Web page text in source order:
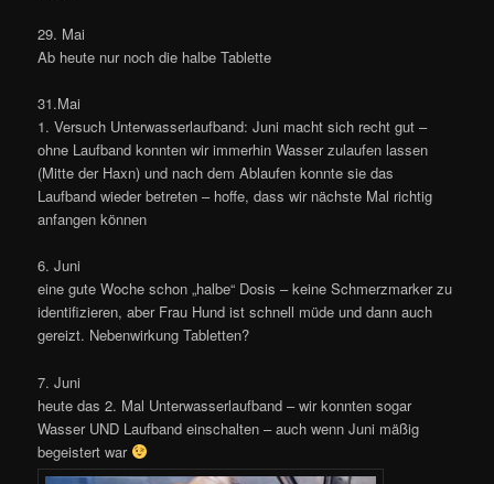
29. Mai
Ab heute nur noch die halbe Tablette
31.Mai
1. Versuch Unterwasserlaufband: Juni macht sich recht gut –
ohne Laufband konnten wir immerhin Wasser zulaufen lassen
(Mitte der Haxn) und nach dem Ablaufen konnte sie das
Laufband wieder betreten – hoffe, dass wir nächste Mal richtig
anfangen können
6. Juni
eine gute Woche schon „halbe“ Dosis – keine Schmerzmarker zu
identifizieren, aber Frau Hund ist schnell müde und dann auch
gereizt. Nebenwirkung Tabletten?
7. Juni
heute das 2. Mal Unterwasserlaufband – wir konnten sogar
Wasser UND Laufband einschalten – auch wenn Juni mäßig
begeistert war